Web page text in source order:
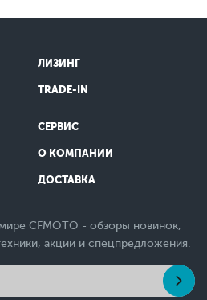
ЛИЗИНГ
TRADE-IN
СЕРВИС
О КОМПАНИИ
ДОСТАВКА
CFMOTO - обзоры новинок,
акции и спецпредложения.